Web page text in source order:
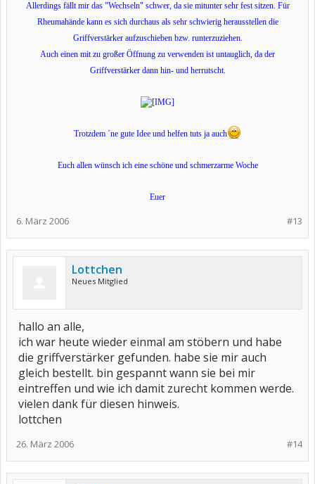
Allerdings fällt mir das "Wechseln" schwer, da sie mitunter sehr fest sitzen. Für
Rheumahände kann es sich durchaus als sehr schwierig herausstellen die
Griffverstärker aufzuschieben bzw. runterzuziehen.
Auch einen mit zu großer Öffnung zu verwenden ist untauglich, da der
Griffverstärker dann hin- und herrutscht.
Trotzdem ´ne gute Idee und helfen tuts ja auch
Euch allen wünsch ich eine schöne und schmerzarme Woche
Euer
#13
6. März 2006
Lottchen
Neues Mitglied
hallo an alle,
ich war heute wieder einmal am stöbern und habe
die griffverstärker gefunden. habe sie mir auch
gleich bestellt. bin gespannt wann sie bei mir
eintreffen und wie ich damit zurecht kommen werde.
vielen dank für diesen hinweis.
lottchen
#14
26. März 2006